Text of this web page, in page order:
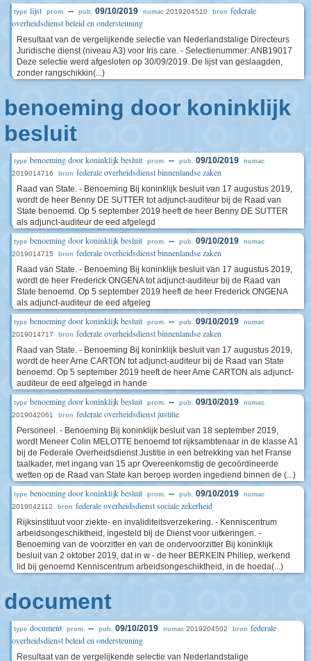
type lijst prom. -- pub. 09/10/2019 numac 2019204510 bron federale
overheidsdienst beleid en ondersteuning
Resultaat van de vergelijkende selectie van Nederlandstalige Directeurs
Juridische dienst (niveau A3) voor Iris care. - Selectienummer: ANB19017
Deze selectie werd afgesloten op 30/09/2019. De lijst van geslaagden,
zonder rangschikkin(...)
benoeming door koninklijk
besluit
type benoeming door koninklijk besluit prom. -- pub. 09/10/2019 numac
2019014716 bron federale overheidsdienst binnenlandse zaken
Raad van State. - Benoeming Bij koninklijk besluit van 17 augustus 2019,
wordt de heer Benny DE SUTTER tot adjunct-auditeur bij de Raad van
State benoemd. Op 5 september 2019 heeft de heer Benny DE SUTTER
als adjunct-auditeur de eed afgelegd
type benoeming door koninklijk besluit prom. -- pub. 09/10/2019 numac
2019014715 bron federale overheidsdienst binnenlandse zaken
Raad van State. - Benoeming Bij koninklijk besluit van 17 augustus 2019,
wordt de heer Frederick ONGENA tot adjunct-auditeur bij de Raad van
State benoemd. Op 5 september 2019 heeft de heer Frederick ONGENA
als adjunct-auditeur de eed afgeleg
type benoeming door koninklijk besluit prom. -- pub. 09/10/2019 numac
2019014717 bron federale overheidsdienst binnenlandse zaken
Raad van State. - Benoeming Bij koninklijk besluit van 17 augustus 2019,
wordt de heer Arne CARTON tot adjunct-auditeur bij de Raad van State
benoemd. Op 5 september 2019 heeft de heer Arne CARTON als adjunct-
auditeur de eed afgelegd in hande
type benoeming door koninklijk besluit prom. -- pub. 09/10/2019 numac
2019042061 bron federale overheidsdienst justitie
Personeel. - Benoeming Bij koninklijk besluit van 18 september 2019,
wordt Meneer Colin MELOTTE benoemd tot rijksambtenaar in de klasse A1
bij de Federale Overheidsdienst Justitie in een betrekking van het Franse
taalkader, met ingang van 15 apr Overeenkomstig de gecoördineerde
wetten op de Raad van State kan beroep worden ingediend binnen de (...)
type benoeming door koninklijk besluit prom. -- pub. 09/10/2019 numac
2019042112 bron federale overheidsdienst sociale zekerheid
Rijksinstituut voor ziekte- en invaliditeitsverzekering. - Kenniscentrum
arbeidsongeschiktheid, ingesteld bij de Dienst voor uitkeringen. -
Benoeming van de voorzitter en van de ondervoorzitter Bij koninklijk
besluit van 2 oktober 2019, dat in w - de heer BERKEIN Philiep, werkend
lid bij genoemd Kenniscentrum arbeidsongeschiktheid, in de hoeda(...)
document
type document prom. -- pub. 09/10/2019 numac 2019204502 bron federale
overheidsdienst beleid en ondersteuning
Resultaat van de vergelijkende selectie van Nederlandstalige